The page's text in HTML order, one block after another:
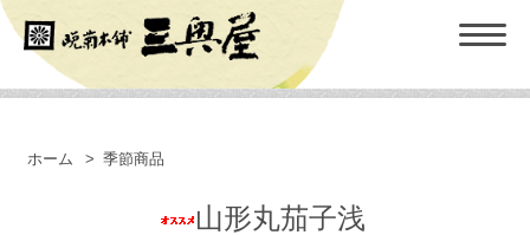
ホーム > 季節商品
山形丸茄子浅